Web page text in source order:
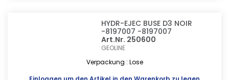
HYDR-EJEC BUSE D3 NOIR
-8197007 -8197007
Art.Nr. 250600
GEOLINE
Verpackung : Lose